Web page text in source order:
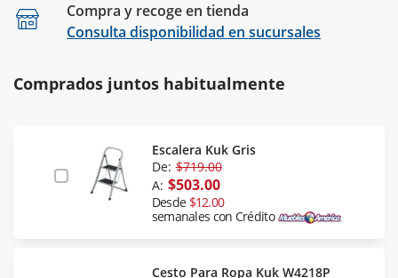
Compra y recoge en tienda
Consulta disponibilidad en sucursales
Comprados juntos habitualmente
Escalera Kuk Gris
De: $719.00
A: $503.00
Desde $12.00
semanales con Crédito
Cesto Para Ropa Kuk W4218P